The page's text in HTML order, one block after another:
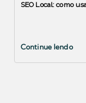
SEO Local: como
Continue lendo